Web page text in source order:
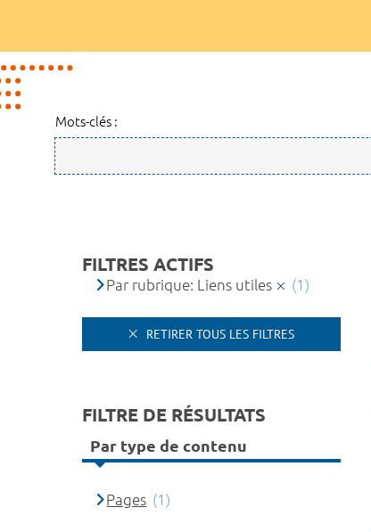
Mots-clés :
FILTRES ACTIFS
Par rubrique: Liens utiles (1)
RETIRER TOUS LES FILTRES
FILTRE DE RÉSULTATS
Par type de contenu
Pages (1)